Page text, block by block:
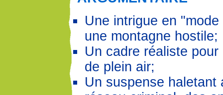
Une intrigue en
une montagne hostile;
Un cadre réaliste
de plein air;
Un suspense haletant